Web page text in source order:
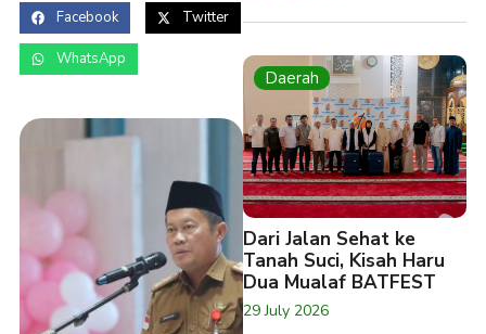
Facebook Twitter
WhatsApp
Daerah
Dari Jalan Sehat ke
Tanah Suci, Kisah Haru
Dua Mualaf BATFEST
29 July 2026